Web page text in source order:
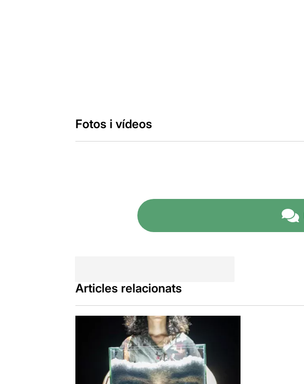
Fotos i vídeos
Articles relacionats